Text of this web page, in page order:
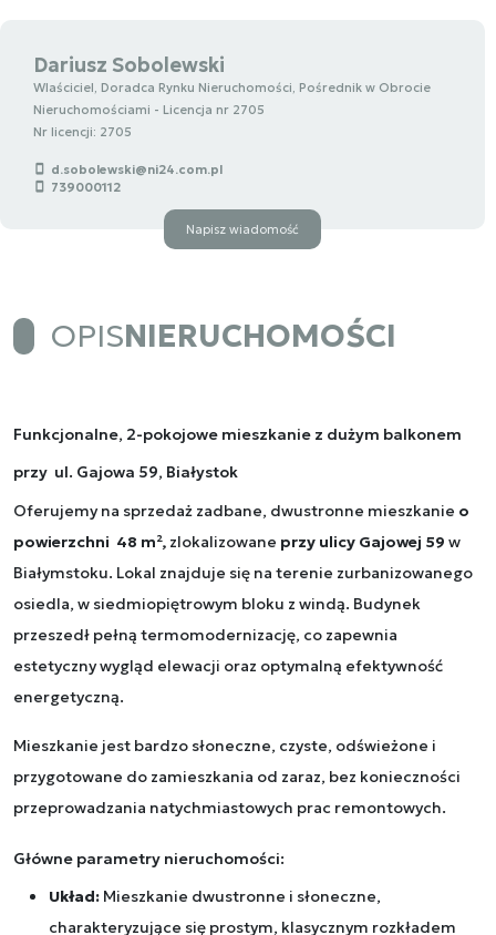
Dariusz Sobolewski
Wlaściciel, Doradca Rynku Nieruchomości, Pośrednik w Obrocie
Nieruchomościami - Licencja nr 2705
Nr licencji: 2705
d.sobolewski@ni24.com.pl
739000112
Napisz wiadomość
OPISNIERUCHOMOŚCI
Funkcjonalne, 2-pokojowe mieszkanie z dużym balkonem
przy ul. Gajowa 59, Białystok
Oferujemy na sprzedaż zadbane, dwustronne mieszkanie o
powierzchni 48 m², zlokalizowane przy ulicy Gajowej 59 w
Białymstoku. Lokal znajduje się na terenie zurbanizowanego
osiedla, w siedmiopiętrowym bloku z windą. Budynek
przeszedł pełną termomodernizację, co zapewnia
estetyczny wygląd elewacji oraz optymalną efektywność
energetyczną.
Mieszkanie jest bardzo słoneczne, czyste, odświeżone i
przygotowane do zamieszkania od zaraz, bez konieczności
przeprowadzania natychmiastowych prac remontowych.
Główne parametry nieruchomości:
Układ: Mieszkanie dwustronne i słoneczne,
charakteryzujące się prostym, klasycznym rozkładem